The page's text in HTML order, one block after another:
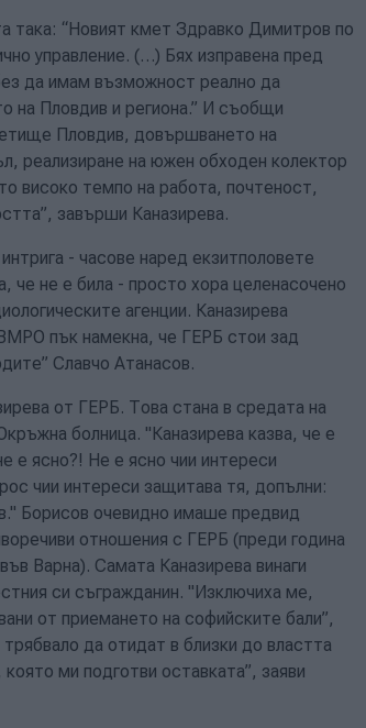
така: “Новият кмет Здравко Димитров по
управление. (…) Бях изправена пред
да имам възможност реално да
на Пловдив и региона.” И съобщи
Пловдив, довършването на
реализиране на южен обходен колектор
високо темпо на работа, почтеност,
завърши Каназирева.
- часове наред екзитполовете
че не е била - просто хора целенасочено
агенции. Каназирева
пък намекна, че ГЕРБ стои зад
Славчо Атанасов.
от ГЕРБ. Това стана в средата на
болница. "Каназирева казва, че е
е ясно?! Не е ясно чии интереси
чии интереси защитава тя, допълни:
Борисов очевидно имаше предвид
отношения с ГЕРБ (преди година
Варна). Самата Каназирева винаги
си съгражданин. "Изключиха ме,
от приемането на софийските бали”,
да отидат в близки до властта
ми подготви оставката”, заяви